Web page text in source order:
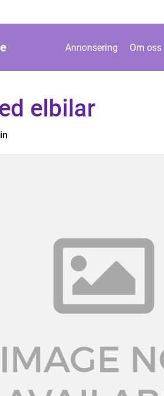
Annonsering Om oss
elbilar